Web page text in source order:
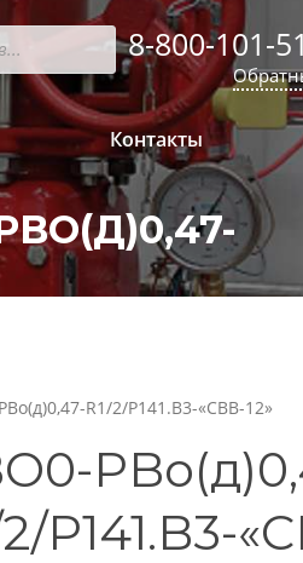
8-800-101-
Контакты
R1/2/P141.B3-«CBB-12»
2/P141.B3-